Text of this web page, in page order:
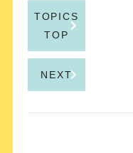
TOPICS
TOP
NEXT